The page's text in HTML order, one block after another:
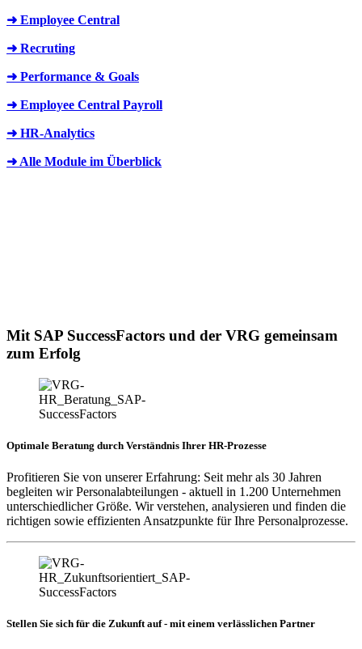
➜ Employee Central
➜ Recruting
➜ Performance & Goals
➜ Employee Central Payroll
➜ HR-Analytics
➜ Alle Module im Überblick
Mit SAP SuccessFactors und der VRG gemeinsam
zum Erfolg
Optimale Beratung durch Verständnis Ihrer HR-Prozesse
Profitieren Sie von unserer Erfahrung: Seit mehr als 30 Jahren
begleiten wir Personalabteilungen - aktuell in 1.200 Unternehmen
unterschiedlicher Größe. Wir verstehen, analysieren und finden die
richtigen sowie effizienten Ansatzpunkte für Ihre Personalprozesse.
Stellen Sie sich für die Zukunft auf - mit einem verlässlichen Partner